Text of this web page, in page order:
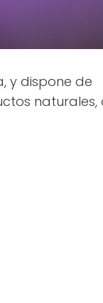
y dispone de
naturales,